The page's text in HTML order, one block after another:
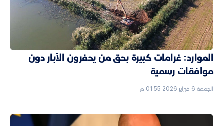
الموارد: غرامات كبيرة بحق من يحفرون الآبار دون
موافقات رسمية
الجمعة 6 فبراير 2026 01:55 م